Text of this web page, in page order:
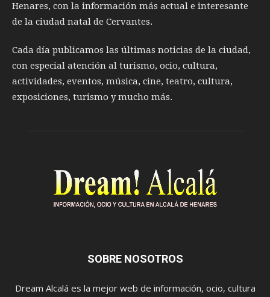
Henares, con la información más actual e interesante
de la ciudad natal de Cervantes.
Cada día publicamos las últimas noticias de la ciudad,
con especial atención al turismo, ocio, cultura,
actividades, eventos, música, cine, teatro, cultura,
exposiciones, turismo y mucho más.
SOBRE NOSOTROS
Dream Alcalá es la mejor web de información, ocio, cultura